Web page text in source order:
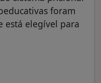
foram
está elegível para